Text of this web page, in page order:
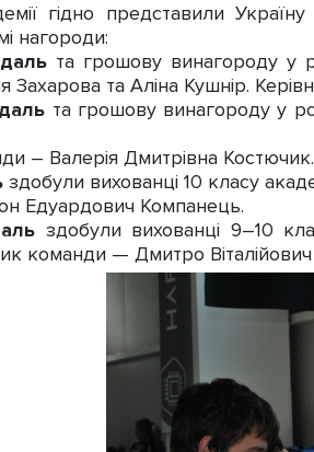
гідно представили
нагороди:
та грошову винагороду у
Захарова та Аліна Кушнір.
та грошову винагороду у
– Валерія Дмитрівна Костючик.
здобули вихованці 10 класу
Едуардович Компанець.
здобули вихованці 9–10
команди — Дмитро